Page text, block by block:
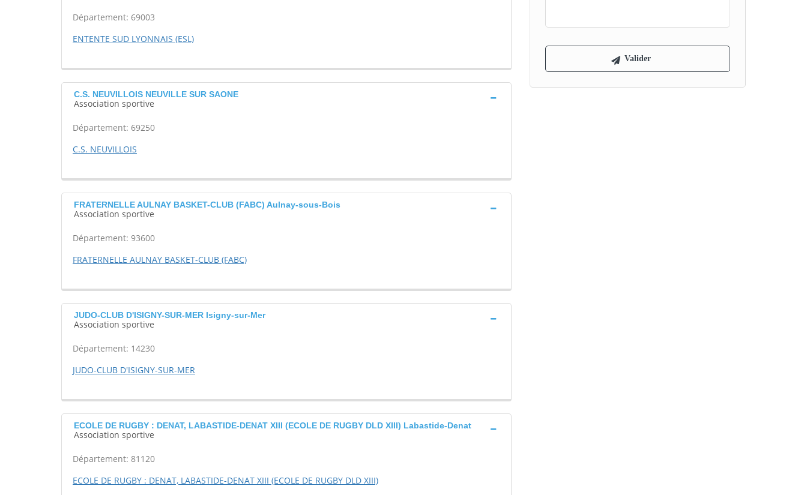
Département: 69003
ENTENTE SUD LYONNAIS (ESL)
C.S. NEUVILLOIS NEUVILLE SUR SAONE
Association sportive
Département: 69250
C.S. NEUVILLOIS
FRATERNELLE AULNAY BASKET-CLUB (FABC) Aulnay-sous-Bois
Association sportive
Département: 93600
FRATERNELLE AULNAY BASKET-CLUB (FABC)
JUDO-CLUB D'ISIGNY-SUR-MER Isigny-sur-Mer
Association sportive
Département: 14230
JUDO-CLUB D'ISIGNY-SUR-MER
ECOLE DE RUGBY : DENAT, LABASTIDE-DENAT XIII (ECOLE DE RUGBY DLD XIII) Labastide-Denat
Association sportive
Département: 81120
ECOLE DE RUGBY : DENAT, LABASTIDE-DENAT XIII (ECOLE DE RUGBY DLD XIII)